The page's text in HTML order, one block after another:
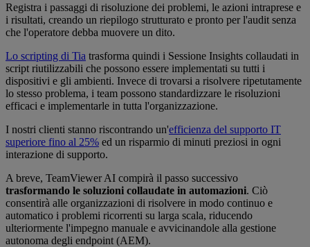
Registra i passaggi di risoluzione dei problemi, le azioni intraprese e
i risultati, creando un riepilogo strutturato e pronto per l'audit senza
che l'operatore debba muovere un dito.
Lo scripting di Tia trasforma quindi i Sessione Insights collaudati in
script riutilizzabili che possono essere implementati su tutti i
dispositivi e gli ambienti. Invece di trovarsi a risolvere ripetutamente
lo stesso problema, i team possono standardizzare le risoluzioni
efficaci e implementarle in tutta l'organizzazione.
I nostri clienti stanno riscontrando un'efficienza del supporto IT
superiore fino al 25% ed un risparmio di minuti preziosi in ogni
interazione di supporto.
A breve, TeamViewer AI compirà il passo successivo
trasformando le soluzioni collaudate in automazioni. Ciò
consentirà alle organizzazioni di risolvere in modo continuo e
automatico i problemi ricorrenti su larga scala, riducendo
ulteriormente l'impegno manuale e avvicinandole alla gestione
autonoma degli endpoint (AEM).